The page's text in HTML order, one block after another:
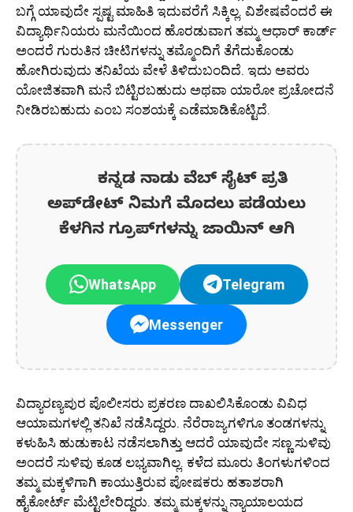
ಬಗ್ಗೆ ಯಾವುದೇ ಸ್ಪಷ್ಟ ಮಾಹಿತಿ ಇದುವರೆಗೆ ಸಿಕ್ಕಿಲ್ಲ. ವಿಶೇಷವೆಂದರೆ ಈ
ವಿದ್ಯಾರ್ಥಿನಿಯರು ಮನೆಯಿಂದ ಹೊರಡುವಾಗ ತಮ್ಮ ಆಧಾರ್ ಕಾರ್ಡ್
ಅಂದರೆ ಗುರುತಿನ ಚೀಟಿಗಳನ್ನು ತಮ್ಮೊಂದಿಗೆ ತೆಗೆದುಕೊಂಡು
ಹೋಗಿರುವುದು ತನಿಖೆಯ ವೇಳೆ ತಿಳಿದುಬಂದಿದೆ. ಇದು ಅವರು
ಯೋಜಿತವಾಗಿ ಮನೆ ಬಿಟ್ಟಿರಬಹುದು ಅಥವಾ ಯಾರೋ ಪ್ರಚೋದನೆ
ನೀಡಿರಬಹುದು ಎಂಬ ಸಂಶಯಕ್ಕೆ ಎಡೆಮಾಡಿಕೊಟ್ಟಿದೆ.
ಕನ್ನಡ ನಾಡು ವೆಬ್ ಸೈಟ್ ಪ್ರತಿ
ಅಪ್‌ಡೇಟ್‌ ನಿಮಗೆ ಮೊದಲು ಪಡೆಯಲು
ಕೆಳಗಿನ ಗ್ರೂಪ್‌ಗಳನ್ನು ಜಾಯಿನ್ ಆಗಿ
WhatsApp Telegram
Messenger
ವಿದ್ಯಾರಣ್ಯಪುರ ಪೊಲೀಸರು ಪ್ರಕರಣ ದಾಖಲಿಸಿಕೊಂಡು ವಿವಿಧ
ಆಯಾಮಗಳಲ್ಲಿ ತನಿಖೆ ನಡೆಸಿದ್ದರು. ನೆರೆರಾಜ್ಯಗಳಿಗೂ ತಂಡಗಳನ್ನು
ಕಳುಹಿಸಿ ಹುಡುಕಾಟ ನಡೆಸಲಾಗಿತ್ತು ಆದರೆ ಯಾವುದೇ ಸಣ್ಣ ಸುಳಿವು
ಅಂದರೆ ಸುಳಿವು ಕೂಡ ಲಭ್ಯವಾಗಿಲ್ಲ. ಕಳೆದ ಮೂರು ತಿಂಗಳುಗಳಿಂದ
ತಮ್ಮ ಮಕ್ಕಳಿಗಾಗಿ ಕಾಯುತ್ತಿರುವ ಪೋಷಕರು ಹತಾಶರಾಗಿ
ಹೈಕೋರ್ಟ್ ಮೆಟ್ಟಿಲೇರಿದ್ದರು. ತಮ್ಮ ಮಕ್ಕಳನ್ನು ನ್ಯಾಯಾಲಯದ